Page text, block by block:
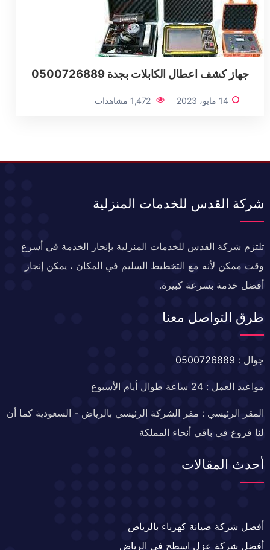
جهاز كشف اعطال الكابلات بجدة 0500726889
14 مايو، 2023 1,472 مشاهدات
شركة القدس للخدمات المنزلية
تلتزم شركة القدس للخدمات المنزلية بإنجاز الخدمة في أسرع
وقت ممكن لأنه مع التخطيط السليم في المكان ، يمكن إنجاز
أفضل خدمة بسرعة كبيرة.
طرق التواصل معنا
جوال : 0500726889
مواعيد العمل : 24 ساعة طوال أيام الأسبوع
المقر الرئيسي : مقر الشركة الرئيسي بالرياض - السعودية كما أن
لنا فروع في باقي أنحاء المملكة
أحدث المقالات
أفضل شركة صيانة كهرباء بالرياض
أفضل شركة عزل اسطح في الرياض